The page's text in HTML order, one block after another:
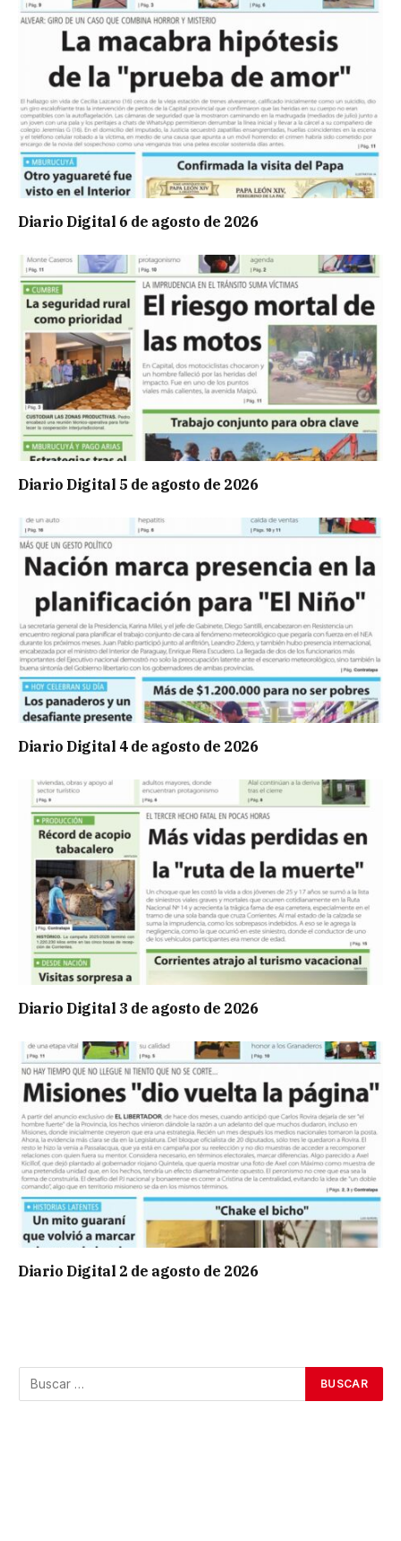
Diario Digital 6 de agosto de 2026
Diario Digital 5 de agosto de 2026
Diario Digital 4 de agosto de 2026
Diario Digital 3 de agosto de 2026
Diario Digital 2 de agosto de 2026